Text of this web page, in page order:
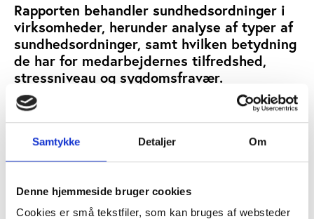
Samtykke Detaljer Om
Denne hjemmeside bruger cookies
Cookies er små tekstfiler, som kan bruges af websteder
Rapporten behandler sundhedsordninger i
virksomheder, herunder analyse af typer af
sundhedsordninger, samt hvilken betydning
de har for medarbejdernes tilfredshed,
stressniveau og sygdomsfravær.
NØGLEORD:
ÅBN RAPPORT
ANTAL SIDER: 13